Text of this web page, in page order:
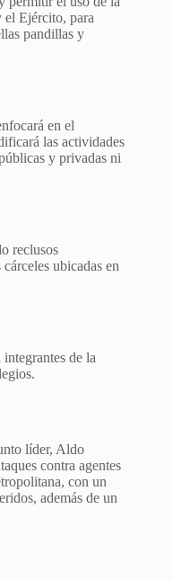
el Ejército, para
pandillas y
en el
las actividades
y privadas ni
reclusos
ubicadas en
de la
líder, Aldo
contra agentes
con un
además de un